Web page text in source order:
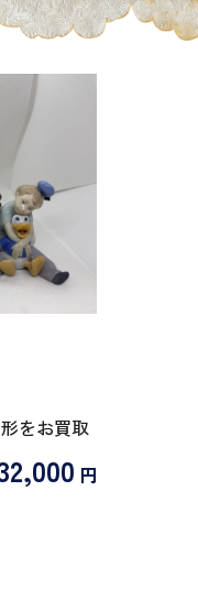
をお買取
円